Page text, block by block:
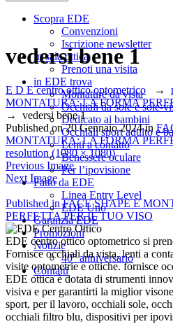
Scopra EDE
Convenzioni
Iscrizione newsletter
In sala ottica
Prenoti una visita
in EDE trova
Montature da vista
Occhiali da sole e sole-
Dedicato ai bambini
Occhiali sport adulto e
Lenti a contatto
Benessere oculare
Per l’ipovisione
Fatto da EDE
Linea Entry Level
EDE Uno
Garanzia EDE
Promozioni
Notizie
40° anniversario
Contatti
vedersi bene 1
E D E centro ottico optometrico →
MONTATURA: LA FORMA
→ vedersi bene 1
Published on20 Gennaio 2024in
MONTATURA: LA FORMA
resolution (1080 × 1080)
Previous Image
Next Image
Navigazione
articoli
Published in FACE SHAPE E
PERFETTA PER IL TUO VISO
EDE centro ottico optometrico si
Fornisce occhiali da vista, lenti a
visite optometrie e ottiche. fornisce
EDE ottica è dotata di strumenti
visiva e per garantirti la miglior
sport, per il lavoro, occhiali sole,
occhiali filtro blu, dispositivi per